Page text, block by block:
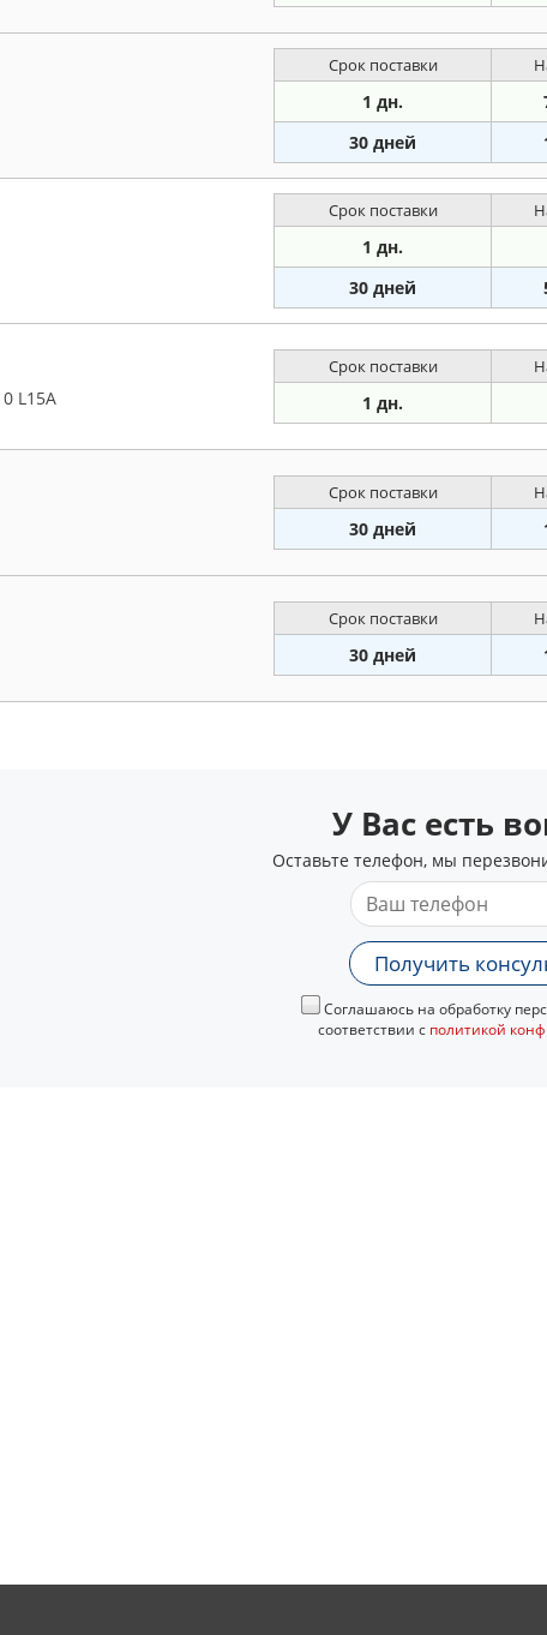
Срок поставки
1 дн.
30 дней
Срок поставки
1 дн.
30 дней
L15A
Срок поставки
1 дн.
Срок поставки
30 дней
Срок поставки
30 дней
У Вас есть
Оставьте телефон, мы
Получить
Соглашаюсь на обработку
соответствии с политикой